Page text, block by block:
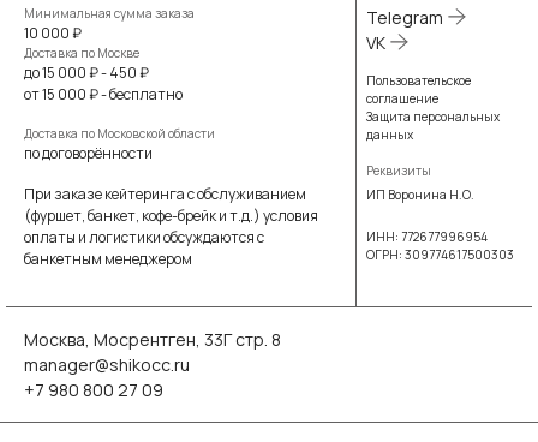
Минимальная сумма заказа
10 000 ₽
Доставка по Москве
до 15 000 ₽ - 450 ₽
от 15 000 ₽ - бесплатно
Доставка по Московской области
по договорённости
При заказе кейтеринга с обслуживанием
(фуршет, банкет, кофе-брейк и т.д.) условия
оплаты и логистики обсуждаются с
банкетным менеджером
Telegram
VK
Пользовательское
соглашение
Защита персональных
данных
Реквизиты
ИП Воронина Н.О.
ИНН: 772677996954
ОГРН: 309774617500303
Москва, Мосрентген, 33Г стр. 8
manager@shikocc.ru
+7 980 800 27 09